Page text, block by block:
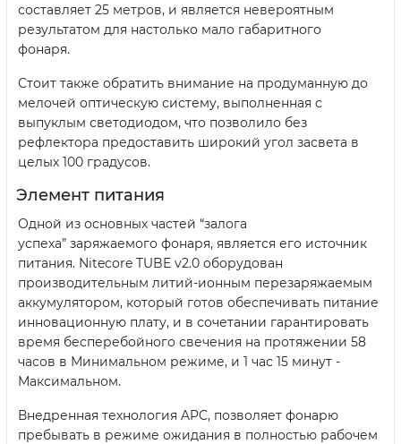
составляет 25 метров, и является невероятным
результатом для настолько мало габаритного
фонаря.
Стоит также обратить внимание на продуманную до
мелочей оптическую систему, выполненная с
выпуклым светодиодом, что позволило без
рефлектора предоставить широкий угол засвета в
целых 100 градусов.
Элемент питания
Одной из основных частей “залога
успеха” заряжаемого фонаря, является его источник
питания. Nitecore TUBE v2.0 оборудован
производительным литий-ионным перезаряжаемым
аккумулятором, который готов обеспечивать питание
инновационную плату, и в сочетании гарантировать
время бесперебойного свечения на протяжении 58
часов в Минимальном режиме, и 1 час 15 минут -
Максимальном.
Внедренная технология APC, позволяет фонарю
пребывать в режиме ожидания в полностью рабочем